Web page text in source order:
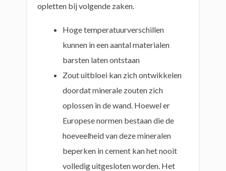
opletten bij volgende zaken.
Hoge temperatuurverschillen
kunnen in een aantal materialen
barsten laten ontstaan
Zout uitbloei kan zich ontwikkelen
doordat minerale zouten zich
oplossen in de wand. Hoewel er
Europese normen bestaan die de
hoeveelheid van deze mineralen
beperken in cement kan het nooit
volledig uitgesloten worden. Het